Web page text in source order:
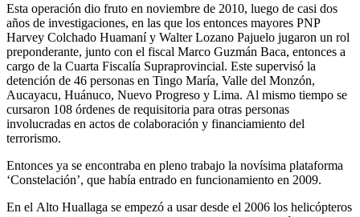
Esta operación dio fruto en noviembre de 2010, luego de casi dos
años de investigaciones, en las que los entonces mayores PNP
Harvey Colchado Huamaní y Walter Lozano Pajuelo jugaron un rol
preponderante, junto con el fiscal Marco Guzmán Baca, entonces a
cargo de la Cuarta Fiscalía Supraprovincial. Este supervisó la
detención de 46 personas en Tingo María, Valle del Monzón,
Aucayacu, Huánuco, Nuevo Progreso y Lima. Al mismo tiempo se
cursaron 108 órdenes de requisitoria para otras personas
involucradas en actos de colaboración y financiamiento del
terrorismo.
Entonces ya se encontraba en pleno trabajo la novísima plataforma
‘Constelación’, que había entrado en funcionamiento en 2009.
En el Alto Huallaga se empezó a usar desde el 2006 los helicópteros